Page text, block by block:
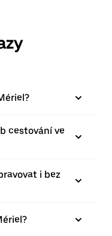
cestování ve
i bez